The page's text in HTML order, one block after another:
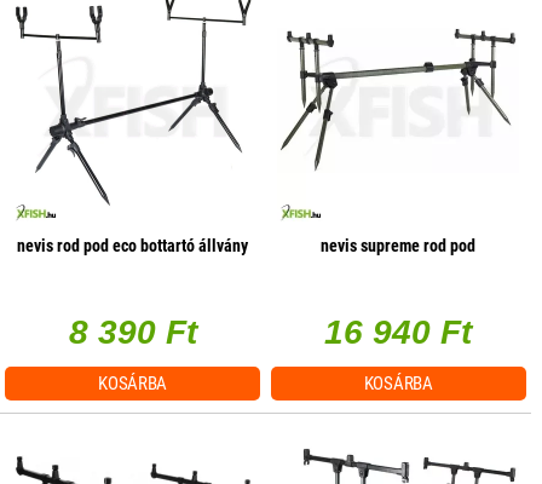
nevis rod pod eco bottartó állvány
8 390 Ft
KOSÁRBA
nevis supreme rod pod
16 940 Ft
KOSÁRBA